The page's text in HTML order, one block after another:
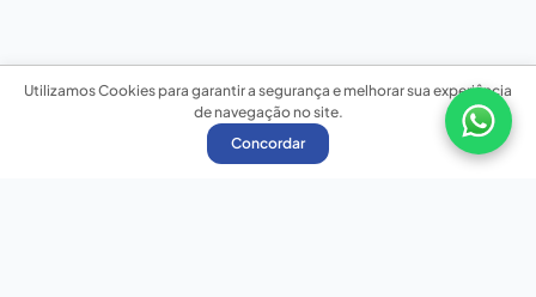
Utilizamos Cookies para garantir a segurança e melhorar sua experiência
de navegação no site.
Concordar